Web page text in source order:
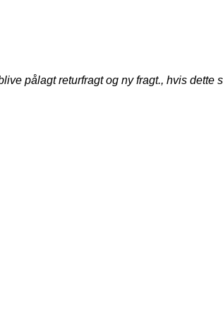
pålagt returfragt og ny fragt., hvis dette